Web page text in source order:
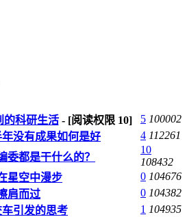
的科研生活- [阅读权限 10] 5 100002
没有成果如何是好
4 112261
委都是干什么的？
10
108432
星空中漫步
0 104676
肩而过
0 104382
车引发的思考
1 104935